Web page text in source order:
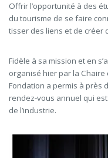
Offrir l’opportunité à des
du tourisme de se faire
tisser des liens et de créer
Fidèle à sa mission et en
organisé hier par la Chaire
Fondation a permis à près
rendez-vous annuel qui
de l’industrie.